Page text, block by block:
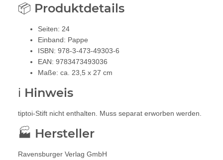
📦 Produktdetails
Seiten: 24
Einband: Pappe
ISBN: 978-3-473-49303-6
EAN: 9783473493036
Maße: ca. 23,5 x 27 cm
ℹ️ Hinweis
tiptoi-Stift nicht enthalten. Muss separat erworben werden.
🏭 Hersteller
Ravensburger Verlag GmbH